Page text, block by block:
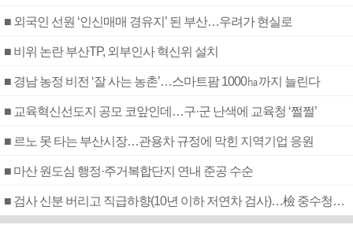
■ 외국인 선원 ‘인신매매 경유지’ 된 부산…우려가 현실로
■ 비위 논란 부산TP, 외부인사 혁신위 설치
■ 경남 농정 비전 ‘잘 사는 농촌’…스마트팜 1000㏊까지 늘린다
■ 교육혁신선도지 공모 코앞인데…구·군 난색에 교육청 ‘쩔쩔’
■ 르노 못 타는 부산시장…관용차 규정에 막힌 지역기업 응원
■ 마산 원도심 행정·주거복합단지 연내 준공 수순
■ 검사 신분 버리고 직급하향(10년 이하 저연차 검사)…檢 중수청행 기피